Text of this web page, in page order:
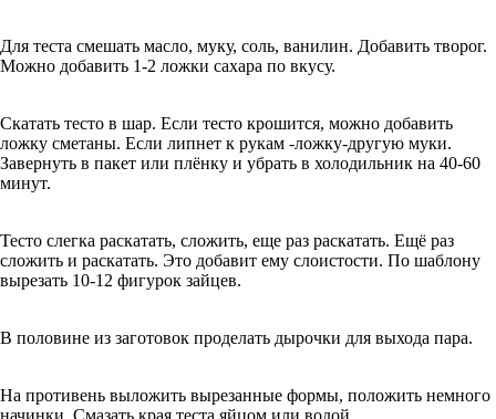
Для теста смешать масло, муку, соль, ванилин. Добавить творог.
Можно добавить 1-2 ложки сахара по вкусу.
Скатать тесто в шар. Если тесто крошится, можно добавить
ложку сметаны. Если липнет к рукам -ложку-другую муки.
Завернуть в пакет или плёнку и убрать в холодильник на 40-60
минут.
Тесто слегка раскатать, сложить, еще раз раскатать. Ещё раз
сложить и раскатать. Это добавит ему слоистости. По шаблону
вырезать 10-12 фигурок зайцев.
В половине из заготовок проделать дырочки для выхода пара.
На противень выложить вырезанные формы, положить немного
начинки. Смазать края теста яйцом или водой.